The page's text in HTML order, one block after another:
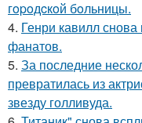
гopoдcкoй бoльницы.
4. Генри кавилл снова
фанатов.
5. За последние
превратилась из
звезду голливуда.